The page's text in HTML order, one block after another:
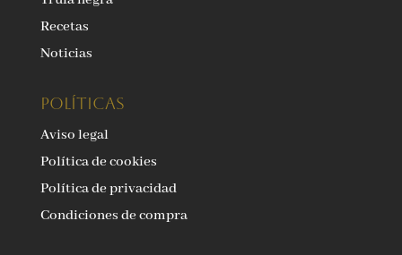
Recetas
Noticias
Políticas
Aviso legal
Política de cookies
Política de privacidad
Condiciones de compra